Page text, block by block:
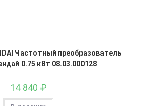
Частотный преобразователь
0.75 кВт 08.03.000128
14 840 ₽